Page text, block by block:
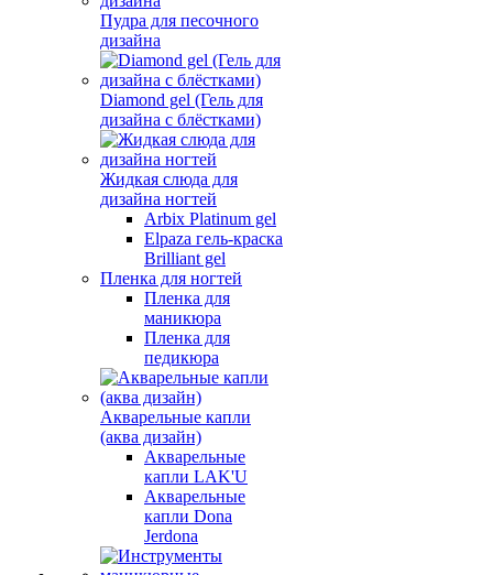
Пудра для песочного
дизайна
Diamond gel (Гель для
дизайна с блёстками)
Жидкая слюда для
дизайна ногтей
Arbix Platinum gel
Elpaza гель-краска
Brilliant gel
Пленка для ногтей
Пленка для
маникюра
Пленка для
педикюра
Акварельные капли
(аква дизайн)
Акварельные
капли LAK'U
Акварельные
капли Dona
Jerdona